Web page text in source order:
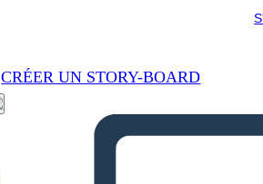
CRÉER UN STORY-BOARD